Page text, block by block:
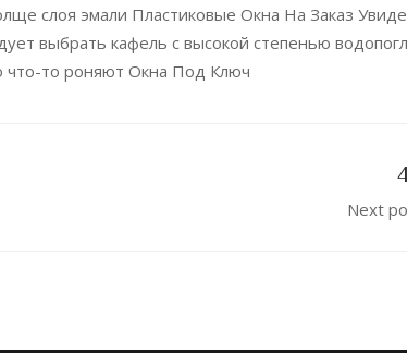
слоя эмали Пластиковые Окна На Заказ
выбрать кафель с высокой степенью
что-то роняют Окна Под Ключ
Next